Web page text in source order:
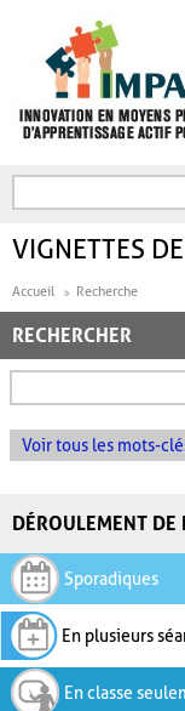
FORMULAIRE DE
VIGNETTES
Accueil Recherche
RECHERCHER
Voir tous les mots-
DÉROULEMENT DE
Sporadiques
En plusieurs
En classe